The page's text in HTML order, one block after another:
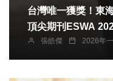
台灣唯一獲獎！東
頂尖期刊ESWA
張皓傑 2026年